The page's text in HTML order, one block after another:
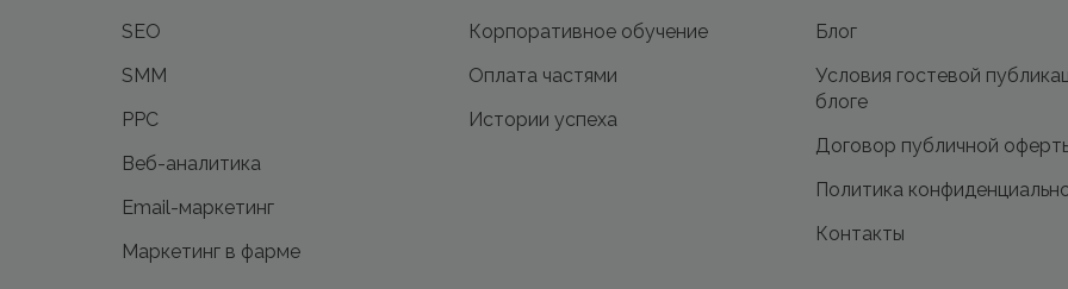
SEO
SMM
PPC
Веб-аналитика
Email-маркетинг
Маркетинг в фарме
Корпоративное обучение
Оплата частями
Истории успеха
Блог
Условия гостевой
блоге
Договор публичной
Политика
Контакты